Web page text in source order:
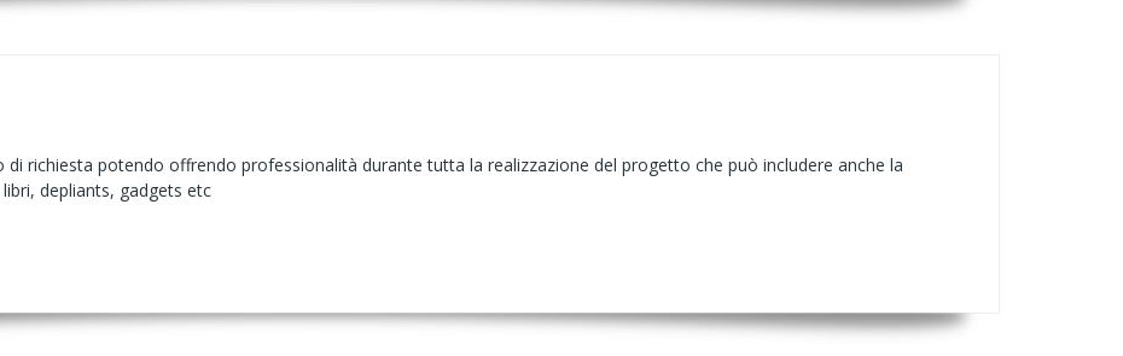
di richiesta potendo offrendo professionalità durante tutta la realizzazione del progetto che può includere anche la
depliants, gadgets etc